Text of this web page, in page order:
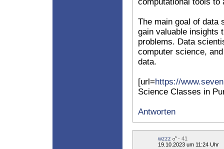
computational tools to
The main goal of data
gain valuable insights
problems. Data
computer science,
data.
[url=https://
Science Classes in
Antworten
wzzz
- 41
19.10.2023 um 11:24 Uhr